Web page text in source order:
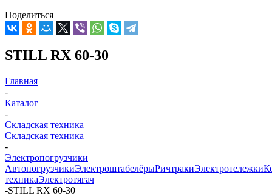
Поделиться
STILL RX 60-30
Главная
-
Каталог
-
Складская техника
Складская техника
-
Электропогрузчики
АвтопогрузчикиЭлектроштабелёрыРичтракиЭлектротележки
техникаЭлектротягач
-STILL RX 60-30